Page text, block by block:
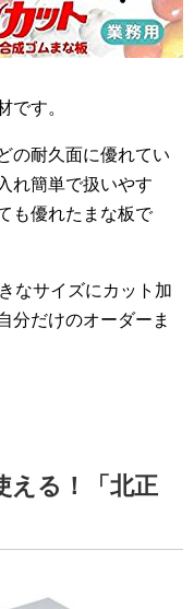
です。
の耐久面に優れてい
れ簡単で扱いやす
も優れたまな板で
なサイズにカット加
分だけのオーダーま
える！「北正